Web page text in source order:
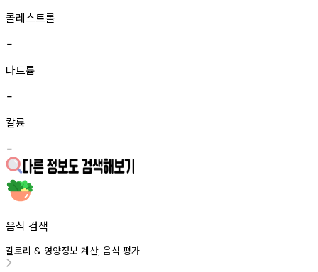
콜레스트롤
-
나트륨
-
칼륨
-
음식 검색
칼로리 & 영양정보 계산, 음식 평가